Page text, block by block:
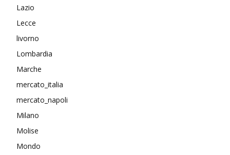
Lazio
Lecce
livorno
Lombardia
Marche
mercato_italia
mercato_napoli
Milano
Molise
Mondo